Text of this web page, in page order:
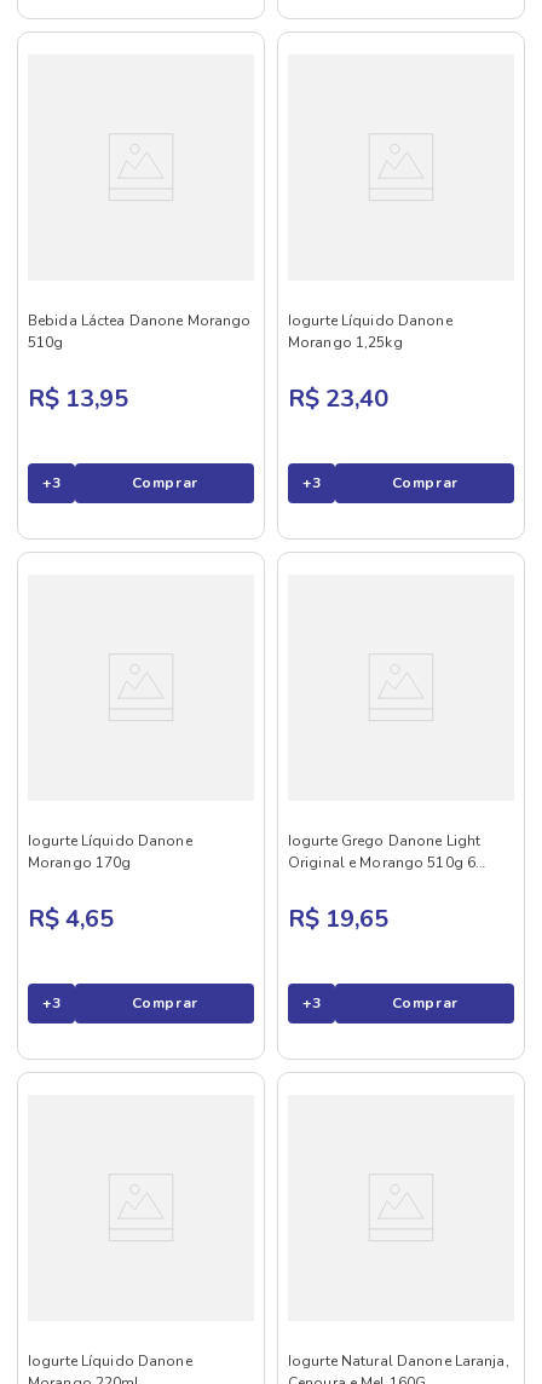
Bebida Láctea Danone Morango
510g
R$ 13,95
+3 Comprar
Iogurte Líquido Danone
Morango 1,25kg
R$ 23,40
+3 Comprar
Iogurte Líquido Danone
Morango 170g
R$ 4,65
+3 Comprar
Iogurte Grego Danone Light
Original e Morango 510g 6
R$ 19,65
+3 Comprar
Iogurte Líquido Danone
Iogurte Natural Danone Laranja,